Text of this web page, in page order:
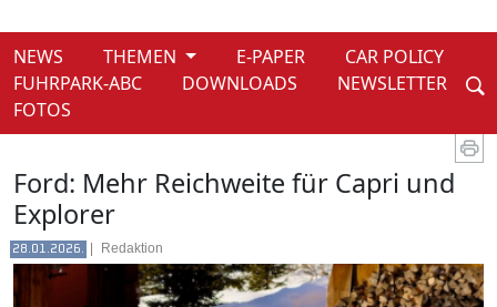
NEWS THEMEN E-PAPER
CAR POLICY
FUHRPARK-ABC
DOWNLOADS
NEWSLETTER
FOTOS
Weiter
News
Ford: Mehr Reichweite für Capri und
Explorer
28.01.2026. Redaktion